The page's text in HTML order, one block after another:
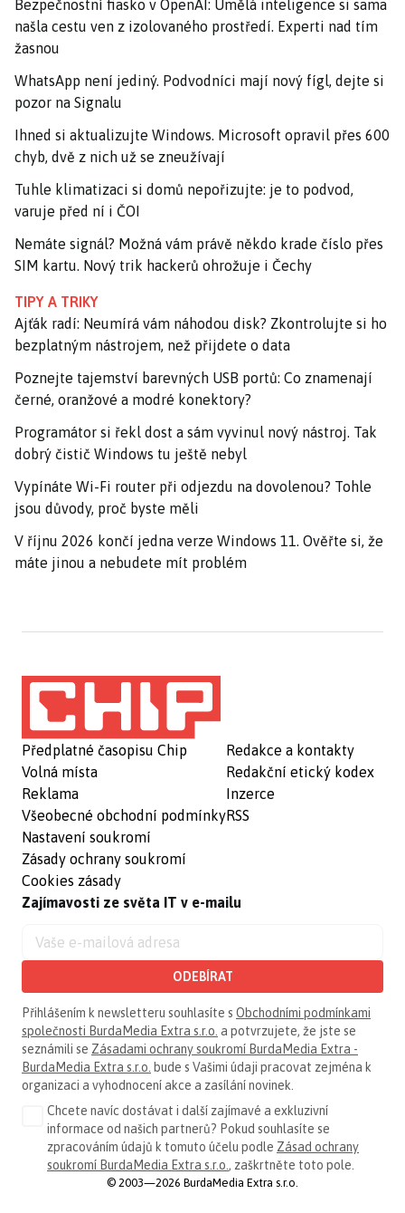
Bezpečnostní fiasko v OpenAI: Umělá inteligence si sama
našla cestu ven z izolovaného prostředí. Experti nad tím
žasnou
WhatsApp není jediný. Podvodníci mají nový fígl, dejte si
pozor na Signalu
Ihned si aktualizujte Windows. Microsoft opravil přes 600
chyb, dvě z nich už se zneužívají
Tuhle klimatizaci si domů nepořizujte: je to podvod,
varuje před ní i ČOI
Nemáte signál? Možná vám právě někdo krade číslo přes
SIM kartu. Nový trik hackerů ohrožuje i Čechy
TIPY A TRIKY
Ajťák radí: Neumírá vám náhodou disk? Zkontrolujte si ho
bezplatným nástrojem, než přijdete o data
Poznejte tajemství barevných USB portů: Co znamenají
černé, oranžové a modré konektory?
Programátor si řekl dost a sám vyvinul nový nástroj. Tak
dobrý čistič Windows tu ještě nebyl
Vypínáte Wi-Fi router při odjezdu na dovolenou? Tohle
jsou důvody, proč byste měli
V říjnu 2026 končí jedna verze Windows 11. Ověřte si, že
máte jinou a nebudete mít problém
Předplatné časopisu Chip
Volná místa
Reklama
Všeobecné obchodní podmínky
Nastavení soukromí
Zásady ochrany soukromí
Cookies zásady
Redakce a kontakty
Redakční etický kodex
Inzerce
RSS
Zajímavosti ze světa IT v e-mailu
ODEBÍRAT
Přihlášením k newsletteru souhlasíte s Obchodními podmínkami
společnosti BurdaMedia Extra s.r.o. a potvrzujete, že jste se
seznámili se Zásadami ochrany soukromí BurdaMedia Extra -
BurdaMedia Extra s.r.o. bude s Vašimi údaji pracovat zejména k
organizaci a vyhodnocení akce a zasílání novinek.
Chcete navíc dostávat i další zajímavé a exkluzivní
informace od našich partnerů? Pokud souhlasíte se
zpracováním údajů k tomuto účelu podle Zásad ochrany
soukromí BurdaMedia Extra s.r.o., zaškrtněte toto pole.
© 2003—2026 BurdaMedia Extra s.r.o.